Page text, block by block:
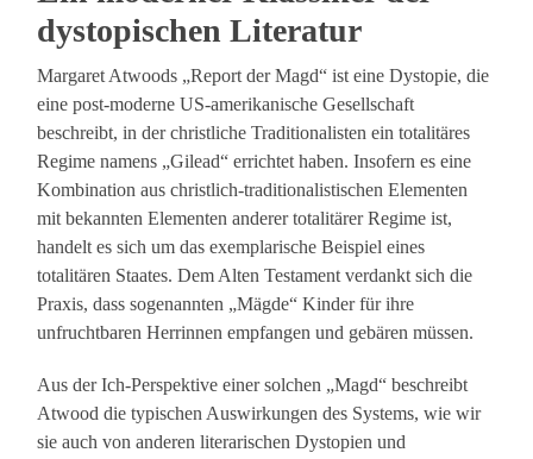
dystopischen Literatur
Margaret Atwoods „Report der Magd“ ist eine Dystopie, die
eine post-moderne US-amerikanische Gesellschaft
beschreibt, in der christliche Traditionalisten ein totalitäres
Regime namens „Gilead“ errichtet haben. Insofern es eine
Kombination aus christlich-traditionalistischen Elementen
mit bekannten Elementen anderer totalitärer Regime ist,
handelt es sich um das exemplarische Beispiel eines
totalitären Staates. Dem Alten Testament verdankt sich die
Praxis, dass sogenannten „Mägde“ Kinder für ihre
unfruchtbaren Herrinnen empfangen und gebären müssen.
Aus der Ich-Perspektive einer solchen „Magd“ beschreibt
Atwood die typischen Auswirkungen des Systems, wie wir
sie auch von anderen literarischen Dystopien und